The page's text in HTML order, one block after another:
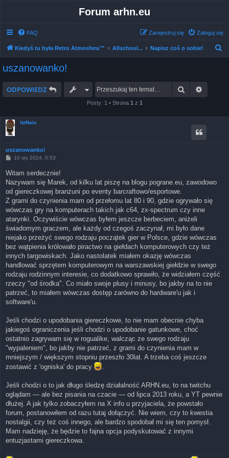
Forum arhn.eu
FAQ Zaloguj się
Zarejestruj się
Kiedyś tu była Retro Atmosfera™ Allschool... Napisz coś o sobie!
uszanowanko!
ODPOWIEDZ Szukaj
Posty: 1 • Strona 1 z 1
itzNaix
uszanowanko!
P
s
t
10 sty 2024, 0:53
Witam serdecznie!
Nazywam się Marek, od kilku lat piszę na blogu pograne.eu, zawodowo
od giereczkowej branżuni po eventy barcraftowo/esportowe.
Z grami do czynienia mam od przełomu lat 80 i 90, gdzie ogrywało się
wówczas gry na komputerach takich jak c64, zx-spectrum czy inne
atarynki. Oczywiście wówczas byłem jeszcze berbeciem, aniżeli
świadomym graczem, ale każdy od czegoś zaczynał, mi było dane
niejako przeżyć swego rodzaju początek gier w Polsce, gdzie wówczas
bez wątpienia królowało piractwo na giełdach komputerowych czy też
innych targowiskach. Jako nastolatek miałem okazję wówczas
handlować sprzętem komputerowym na warszawskiej giełdzie w swego
rodzaju rodzinnym interesie, co dodatkowo sprawiło, że widziałem część
rzeczy "od środka". Co miało swoje plusy i minusy, bo jakby na to nie
patrzeć, to miałem wówczas dostęp zarówno do hardware'u jak i
software'u.
Jeśli chodzi o upodobania giereczkowe, to nie mam obecnie chyba
jakiegoś ograniczenia jeśli chodzi o upodobanie gatunkowe, choć
ostatnio zagrywam się w rogualike, walcząc ze swego rodzaju
"wypaleniem", bo jakby nie patrzeć, z grami do czynienia mam w
mniejszym / większym stopniu przeszło 30lat. A trzeba coś jeszcze
zostawić z 'ogniska' do pracy
.
Jeśli chodzi o to jak długo śledzę działalność ARHN.eu, to na twitchu
oglądam — ale bez pisania na czacie — od lipca 2013 roku, a YT pewnie
dłużej. A jak tylko zobaczyłem na X info u przyjaciela, że powstało
forum, postanowiłem od razu tutaj dołączyć. Nie wiem, czy to kwestia
nostalgii, czy też coś innego, ale bardzo spodobał mi się ten pomysł.
Mam nadzieję, że będzie to fajna opcja podyskutować z innymi
entuzjastami giereczkowa.